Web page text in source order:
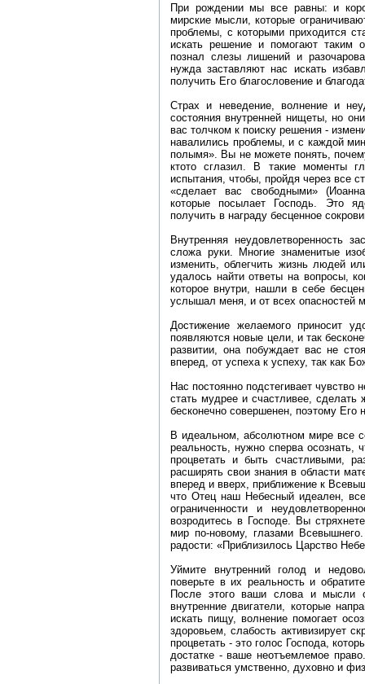
При рождении мы все равны: и
мирские мысли, которые
проблемы, с которыми приходится
искать решение и помогают таким
познал слезы лишений и
нужда заставляют нас искать
получить Его благословение и
Страх и неведение, волнение и
состояния внутренней нищеты, но
вас толчком к поиску решения -
навалились проблемы, и с каждой
полымя». Вы не можете понять,
ктото сглазил. В такие моменты
испытания, чтобы, пройдя через все
«сделает вас свободными»
которые посылает Господь. Это
получить в награду бесценное
Внутренняя неудовлетворенность
сложа руки. Многие знаменитые
изменить, облегчить жизнь людей
удалось найти ответы на вопросы,
которое внутри, нашли в себе
услышал меня, и от всех опасностей
Достижение желаемого приносит
появляются новые цели, и так
развитии, она побуждает вас не
вперед, от успеха к успеху, так как
Нас постоянно подстегивает чувство
стать мудрее и счастливее, сделать
бесконечно совершенен, поэтому Его
В идеальном, абсолютном мире все
реальность, нужно сперва
процветать и быть счастливыми,
расширять свои знания в области
вперед и вверх, приближение к
что Отец наш Небесный идеален,
ограниченности и
возродитесь в Господе. Вы
мир по-новому, глазами
радости: «Приблизилось Царство
Уймите внутренний голод и
поверьте в их реальность и
После этого ваши слова и мысли
внутренние двигатели, которые
искать пищу, волнение помогает
здоровьем, слабость активизирует
процветать - это голос Господа,
достатке - ваше неотъемлемое
развиваться умственно, духовно и